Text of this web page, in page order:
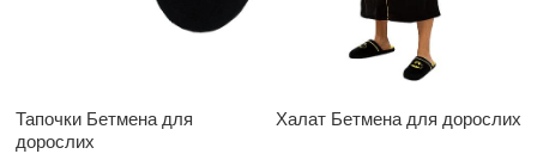
Тапочки Бетмена для
дорослих
Халат Бетмена для дорослих